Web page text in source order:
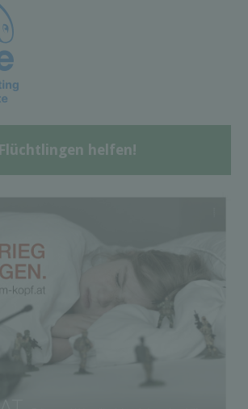
Flüchtlingen helfen!